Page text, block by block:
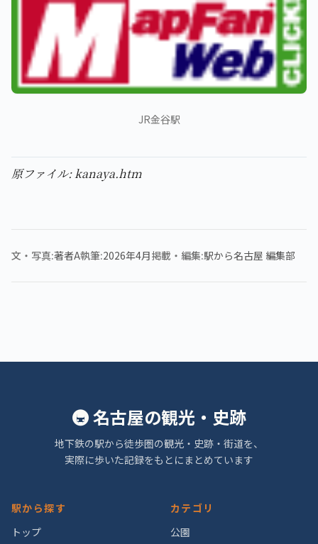
JR金谷駅
原ファイル: kanaya.htm
文・写真 著者A執筆 2026年4月掲載・編集 駅から名古屋 編集部
🚇 名古屋の観光・史跡
地下鉄の駅から徒歩圏の観光・史跡・街道を、
実際に歩いた記録をもとにまとめています
駅から探す
トップ
カテゴリ
公園